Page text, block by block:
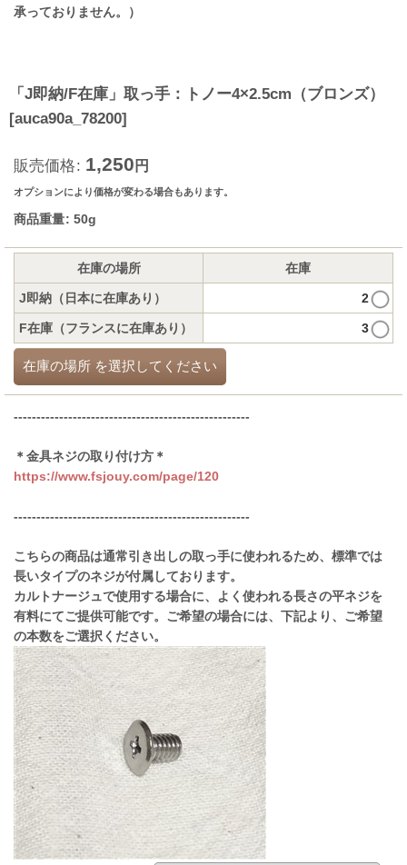
承っておりません。）
「J即納/F在庫」取っ手：トノー4×2.5cm（ブロンズ）
[auca90a_78200]
販売価格: 1,250 円
オプションにより価格が変わる場合もあります。
商品重量: 50g
在庫の場所 在庫
J即納（日本に在庫あり） 2
F在庫（フランスに在庫あり） 3
在庫の場所 を選択してください
----------------------------------------------------
＊金具ネジの取り付け方＊
https://www.fsjouy.com/page/120
----------------------------------------------------
こちらの商品は通常引き出しの取っ手に使われるため、標準では
長いタイプのネジが付属しております。
カルトナージュで使用する場合に、よく使われる長さの平ネジを
有料にてご提供可能です。ご希望の場合には、下記より、ご希望
の本数をご選択ください。